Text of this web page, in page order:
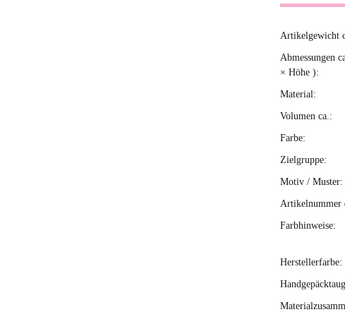
Wert
Artikelgewicht
Abmessungen
× Höhe ):
Material:
Volumen ca.:
Farbe:
Zielgruppe:
Motiv / Muster:
Artikelnummer
Farbhinweise:
Herstellerfarbe: